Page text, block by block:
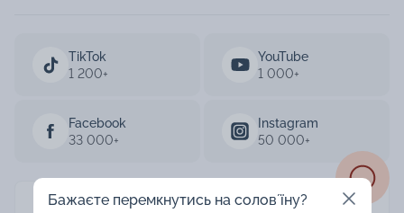
TikTok
1 200+
YouTube
1 000+
Facebook
33 000+
Instagram
50 000+
AURUM 2003-2026
Бажаєте перемкнутись на соловʼїну?